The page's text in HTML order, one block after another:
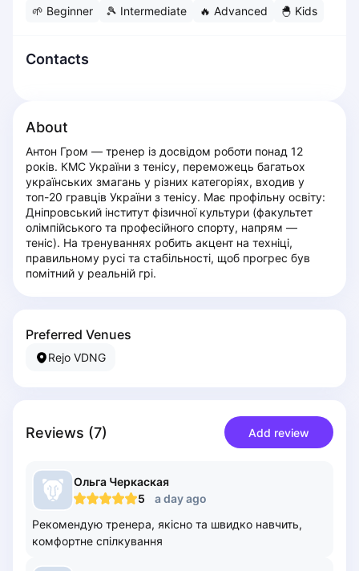
Dabrowa Gornicza
Kalisz
Katowice
Katowice Area
Kielce
Kościerzyna
Krakow
Legionowo
Lodz
Olsztyn
Pruszcz Gdański
Rzeszow
Stalowa Wola
Szczecin
🌱 Beginner 🎾 Intermediate 🔥 Advanced 🐣 Kids
Contacts
About
Антон Гром — тренер із досвідом роботи понад 12
років. КМС України з тенісу, переможець багатьох
українських змагань у різних категоріях, входив у
топ-20 гравців України з тенісу. Має профільну освіту:
Дніпровський інститут фізичної культури (факультет
олімпійського та професійного спорту, напрям —
теніс). На тренуваннях робить акцент на техніці,
правильному русі та стабільності, щоб прогрес був
помітний у реальній грі.
Preferred Venues
Rejo VDNG
Reviews (7) Add review
Ольга Черкаская
5
a day ago
Рекомендую тренера, якісно та швидко навчить,
комфортне спілкування